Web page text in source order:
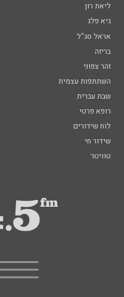
ליאת רון
גיא פלג
אראל סג"ל
בריזה
זהר צפוני
השתתפות עצמית
שבת עברית
רופא פרטי
לוח שידורים
שידור חי
טוויטר